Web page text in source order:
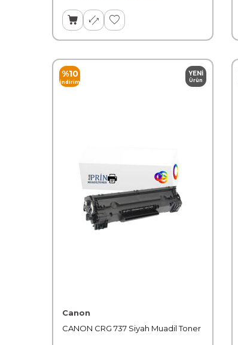
%10
İndirim
YENI
Ürün
Canon
CANON CRG 737 Siyah Muadil Toner